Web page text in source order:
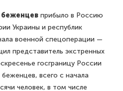
беженцев прибыло в Россию
Украины и республик
военной спецоперации —
представитель экстренных
госграницу России
всего с начала
человек, в том числе